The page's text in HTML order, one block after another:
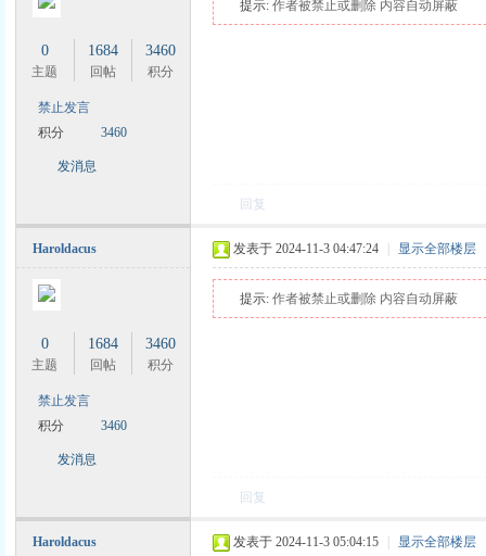
0
主题
1684
回帖
3460
积分
禁止发言
积分
3460
发消息
提示: 作者被禁止或删除 内容自动屏蔽
回复
Haroldacus
0
主题
1684
回帖
3460
积分
禁止发言
积分
3460
发消息
发表于 2024-11-3 04:47:24 显示全部楼层
提示: 作者被禁止或删除 内容自动屏蔽
回复
Haroldacus 发表于 2024-11-3 05:04:15 显示全部楼层